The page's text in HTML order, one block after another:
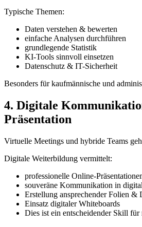
Typische Themen:
Daten verstehen & bewerten
einfache Analysen durchführen
grundlegende Statistik
KI-Tools sinnvoll einsetzen
Datenschutz & IT-Sicherheit
Besonders für kaufmännische und
4. Digitale
Präsentation
Virtuelle Meetings und hybride Teams
Digitale Weiterbildung vermittelt:
professionelle Online-
souveräne Kommunikation in
Erstellung ansprechender Folien &
Einsatz digitaler Whiteboards
Dies ist ein entscheidender Skill für